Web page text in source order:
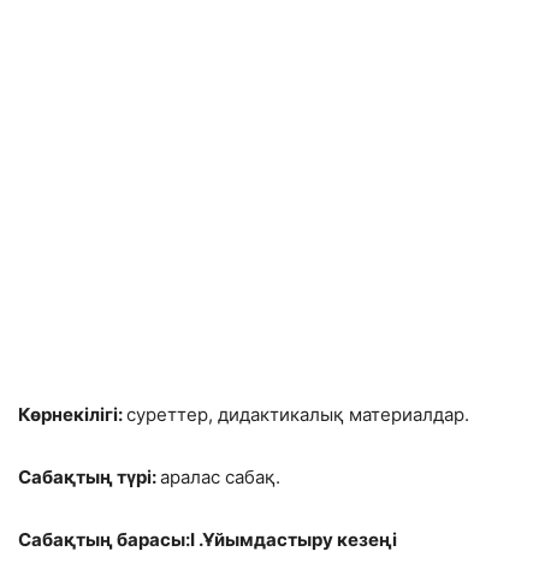
Көрнекілігі:суреттер, дидактикалық материалдар.
Сабақтың түрі:аралас сабақ.
Сабақтың барасы:І .Ұйымдастыру кезеңі